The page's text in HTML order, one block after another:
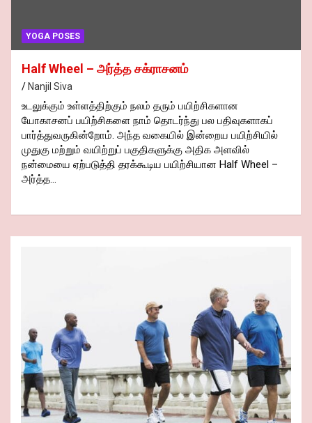
YOGA POSES
Half Wheel – அர்த்த சக்ராசனம்
Nanjil Siva
உடலுக்கும் உள்ளத்திற்கும் நலம் தரும் பயிற்சிகளான
யோகாசனப் பயிற்சிகளை நாம் தொடர்ந்து பல பதிவுகளாகப்
பார்த்துவருகின்றோம். அந்த வகையில் இன்றைய பயிற்சியில்
முதுகு மற்றும் வயிற்றுப் பகுதிகளுக்கு அதிக அளவில்
நன்மையை ஏற்படுத்தி தரக்கூடிய பயிற்சியான Half Wheel –
அர்த்த…